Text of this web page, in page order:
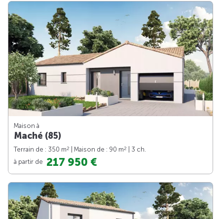
Maison à
Maché (85)
Terrain de : 350 m2 | Maison de : 90 m2
| 3 ch.
à partir de 217 950 €